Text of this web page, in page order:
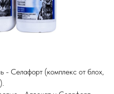
- Селафорт (комплекс от блох,